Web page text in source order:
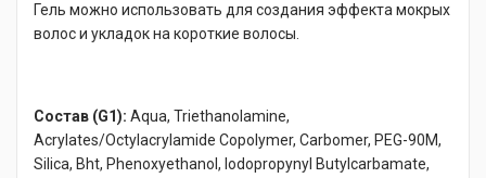
Гель можно использовать для создания эффекта мокрых
волос и укладок на короткие волосы.
Состав (G1): Aqua, Triethanolamine,
Acrylates/Octylacrylamide Copolymer, Carbomer, PEG-90M,
Silica, Bht, Phenoxyethanol, lodopropynyl Butylcarbamate,